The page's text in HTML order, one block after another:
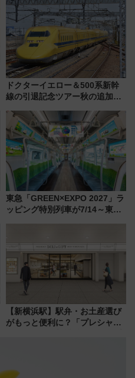
「新・鉄道ひとり旅」279回目
の舞台は「島原鉄道」
ドクターイエロー＆500系新幹
線の引退記念ツアー秋の追加企
ホテル情報まとめ
東急「GREEN×EXPO 2027」ラ
ッピング特別列車が7/14～東
【新横浜駅】駅弁・お土産選び
がもっと便利に？「プレシャス